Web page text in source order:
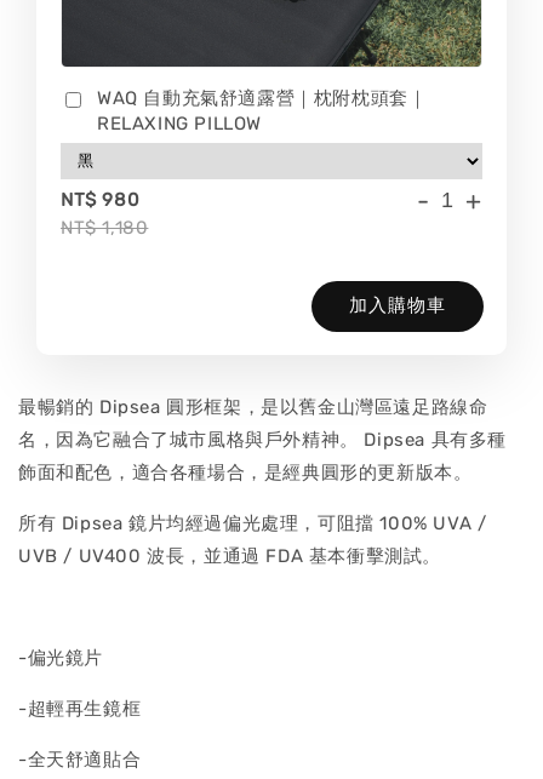
WAQ 自動充氣舒適露營｜枕附枕頭套｜
RELAXING PILLOW
NT$ 980
NT$ 1,180
- +
加入購物車
最暢銷的 Dipsea 圓形框架，是以舊金山灣區遠足路線命
名，因為它融合了城市風格與戶外精神。 Dipsea 具有多種
飾面和配色，適合各種場合，是經典圓形的更新版本。
所有 Dipsea 鏡片均經過偏光處理，可阻擋 100% UVA /
UVB / UV400 波長，並通過 FDA 基本衝擊測試。
-偏光鏡片
-超輕再生鏡框
-全天舒適貼合